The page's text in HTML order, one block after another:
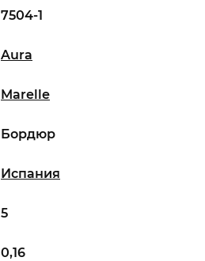
7504-1
Aura
Marelle
5
0,16
Испания
Бордюр